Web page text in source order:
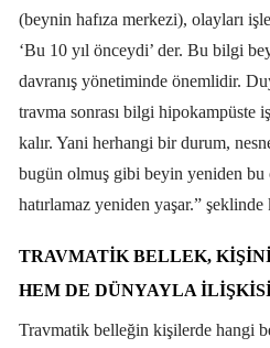
(beynin hafıza merkezi), olayları
‘Bu 10 yıl önceydi’ der. Bu bilgi
davranış yönetiminde önemlidir.
travma sonrası bilgi hipokampüste
kalır. Yani herhangi bir durum,
bugün olmuş gibi beyin yeniden bu
hatırlamaz yeniden yaşar.” şeklinde
TRAVMATIK BELLEK,
HEM DE DÜNYAYLA
Travmatik belleğin kişilerde hangi